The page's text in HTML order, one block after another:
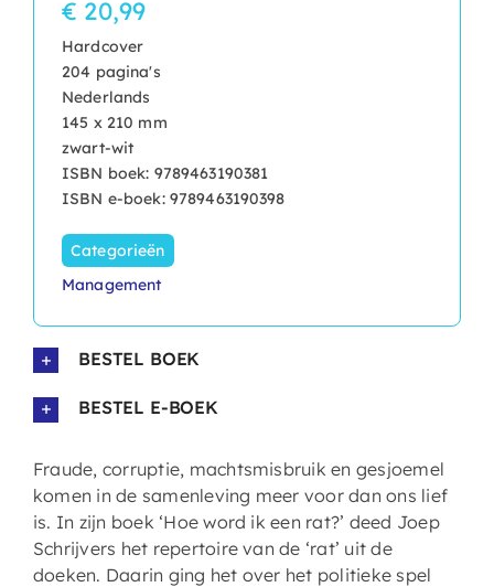
€ 20,99
Hardcover
204 pagina's
Nederlands
145 x 210 mm
zwart-wit
ISBN boek: 9789463190381
ISBN e-boek: 9789463190398
Categorieën
Management
BESTEL BOEK
BESTEL E-BOEK
Fraude, corruptie, machtsmisbruik en gesjoemel
komen in de samenleving meer voor dan ons lief
is. In zijn boek ‘Hoe word ik een rat?’ deed Joep
Schrijvers het repertoire van de ‘rat’ uit de
doeken. Daarin ging het over het politieke spel